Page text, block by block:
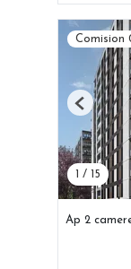
Comision
/ 15
Previous
Ap 2